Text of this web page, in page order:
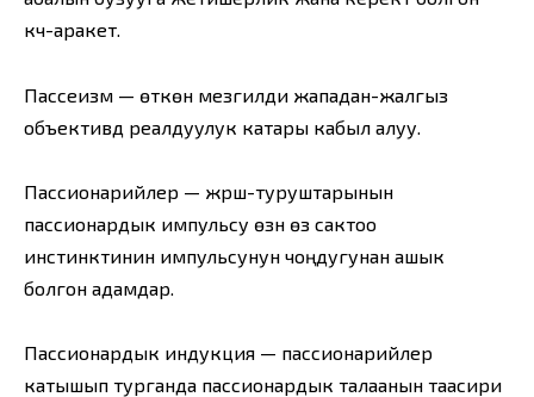
күч-аракет.
Пассеизм — өткөн мезгилди жападан-жалгыз
объективдүү реалдуулук катары кабыл алуу.
Пассионарийлер — жүрүш-туруштарынын
пассионардык импульсу өзүн өзү сактоо
инстинктинин импульсунун чоңдугунан ашык
болгон адамдар.
Пассионардык индукция — пассионарийлер
катышып турганда пассионардык талаанын таасири